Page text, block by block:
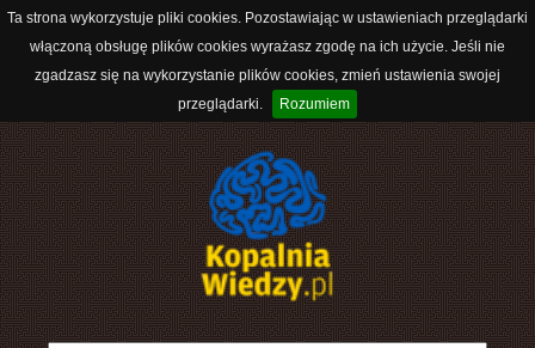
Ta strona wykorzystuje pliki cookies. Pozostawiając w ustawieniach przeglądarki
włączoną obsługę plików cookies wyrażasz zgodę na ich użycie. Jeśli nie
zgadzasz się na wykorzystanie plików cookies, zmień ustawienia swojej
przeglądarki.
Rozumiem